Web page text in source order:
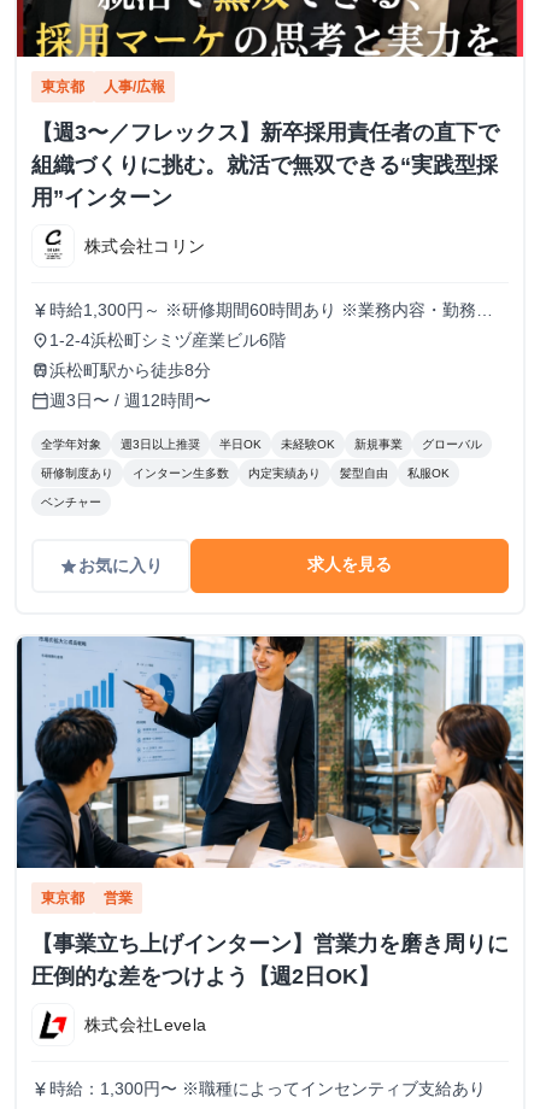
東京都 人事/広報
【週3〜／フレックス】新卒採用責任者の直下で
組織づくりに挑む。就活で無双できる“実践型採
用”インターン
株式会社コリン
currency_yen 時給1,300円～ ※研修期間60時間あり ※業務内容・勤務状
況により決定
place 1-2-4浜松町シミヅ産業ビル6階
train浜松町駅から徒歩8分
calendar_today週3日〜 / 週12時間〜
全学年対象 週3日以上推奨 半日OK 未経験OK 新規事業 グローバル
研修制度あり インターン生多数 内定実績あり 髪型自由 私服OK
ベンチャー
gradeお気に入り 求人を見る
東京都 営業
【事業立ち上げインターン】営業力を磨き周りに
圧倒的な差をつけよう【週2日OK】
株式会社Levela
currency_yen 時給：1,300円〜 ※職種によってインセンティブ支給あり